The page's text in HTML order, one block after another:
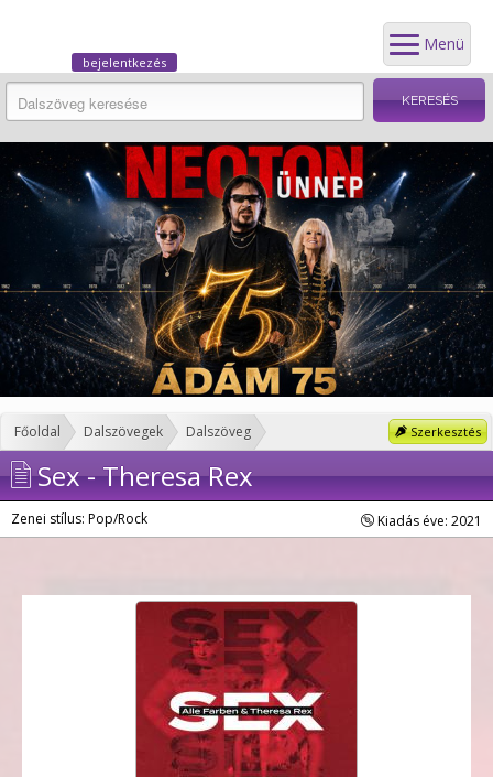
Menü
bejelentkezés
Szerkesztés
Főoldal Dalszövegek Dalszöveg
Sex - Theresa Rex
Zenei stílus: Pop/Rock Kiadás éve: 2021